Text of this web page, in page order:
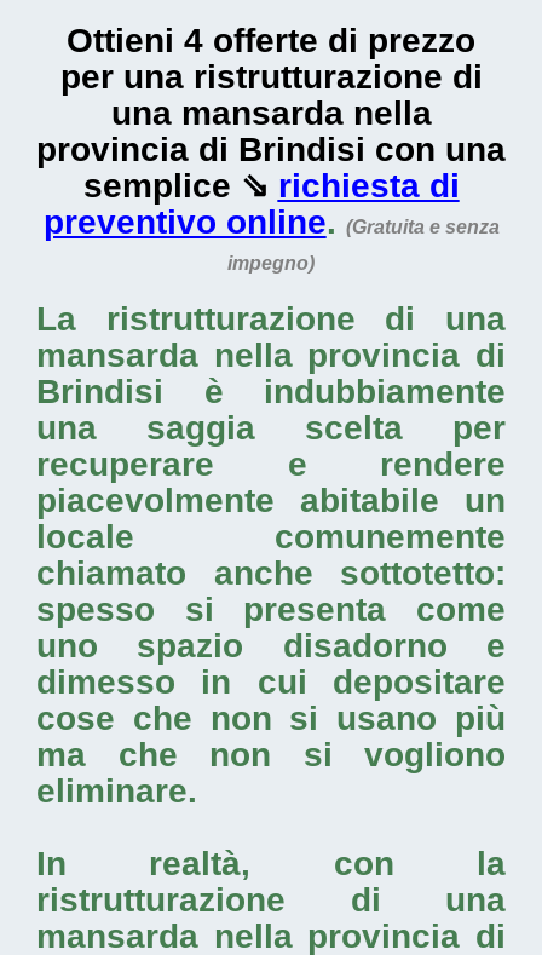
Ottieni 4 offerte di prezzo
per una ristrutturazione di
una mansarda nella
provincia di Brindisi con una
semplice ⇘ richiesta di
preventivo online. (Gratuita e senza
impegno)
La ristrutturazione di una
mansarda nella provincia di
Brindisi è indubbiamente
una saggia scelta per
recuperare e rendere
piacevolmente abitabile un
locale comunemente
chiamato anche sottotetto:
spesso si presenta come
uno spazio disadorno e
dimesso in cui depositare
cose che non si usano più
ma che non si vogliono
eliminare.
In realtà, con la
ristrutturazione di una
mansarda nella provincia di